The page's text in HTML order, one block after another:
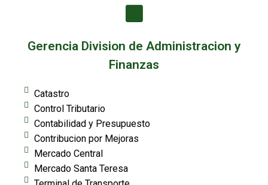
Gerencia Division de Administracion y
Finanzas
Catastro
Control Tributario
Contabilidad y Presupuesto
Contribucion por Mejoras
Mercado Central
Mercado Santa Teresa